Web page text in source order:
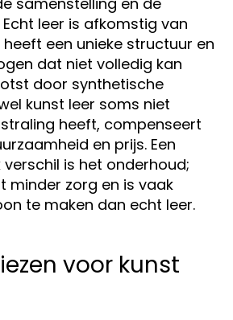
leer is afkomstig van
een unieke structuur en
dat niet volledig kan
door synthetische
kunst leer soms niet
heeft, compenseert
en prijs. Een
is het onderhoud;
minder zorg en is vaak
te maken dan echt leer.
voor kunst